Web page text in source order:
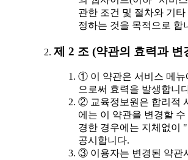
관한 조건 및 절차와 기
정하는 것을 목적으로 합
제 2 조 (약관의 효력과 변
① 이 약관은 서비스 메뉴
으로써 효력을 발생합니
② 교육정보원은 합리적
에는 이 약관을 변경할 수
경한 경우에는 지체없이
공시합니다.
③ 이용자는 변경된 약관